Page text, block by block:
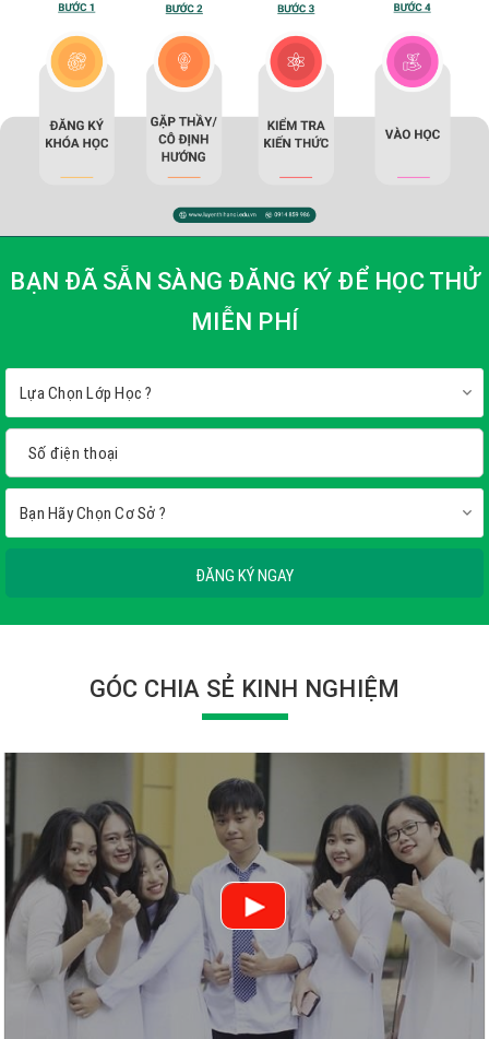
Khóa học luyện thi THPT Quốc gia tại Luyện Thi Hà
Nội giúp học sinh lớp 12 hệ thống hóa toàn bộ kiến
thức trọng tâm,...
Tìm hiểu thêm
BẠN ĐÃ SẴN SÀNG ĐĂNG KÝ ĐỂ HỌC THỬ
MIỄN PHÍ
ĐĂNG KÝ NGAY
GÓC CHIA SẺ KINH NGHIỆM